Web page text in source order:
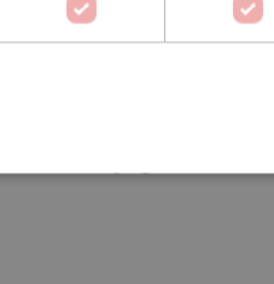
de toevoeging van